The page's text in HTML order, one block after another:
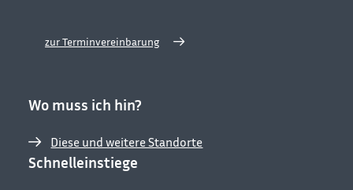
zur Terminvereinbarung
Wo muss ich hin?
Diese und weitere Standorte
Schnelleinstiege